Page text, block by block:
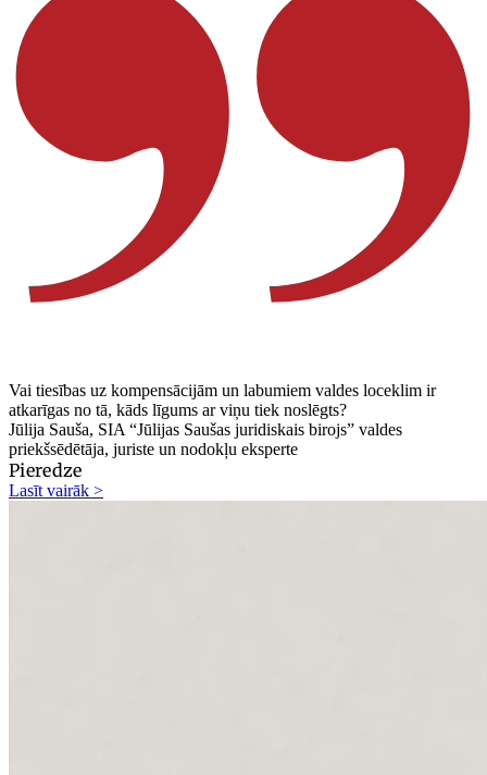
Vai tiesības uz kompensācijām un labumiem valdes loceklim ir
atkarīgas no tā, kāds līgums ar viņu tiek noslēgts?
Jūlija Sauša, SIA “Jūlijas Saušas juridiskais birojs” valdes
priekšsēdētāja, juriste un nodokļu eksperte
Pieredze
Lasīt vairāk >